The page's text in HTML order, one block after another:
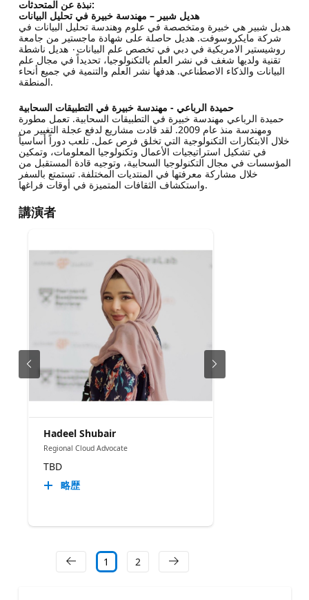
نبذة عن المتحدثات:
هديل شبير – مهندسة خبيرة في تحليل البيانات
هديل شبير هي خبيرة ومتخصصة في علوم وهندسة تحليل البيانات في
شركة مايكروسوفت. هديل حاصلة على شهادة ماجستير من جامعة
روشيستير الامريكية في دبي في تخصص علم البيانات٠ هديل ناشطة
تقنية ولديها شغف في نشر العلم بالتكنولوجيا، تحديداً في مجال علم
البيانات والذكاء الاصطناعي. هدفها نشر العلم والتنمية في جميع أنحاء
المنطقة.
حميدة الرباعي - مهندسة خبيرة في التطبيقات السحابية
حميدة الرباعي مهندسة خبيرة في التطبيقات السحابية. تعمل مطورة
ومهندسة منذ عام 2009. لقد قادت مشاريع لدفع عجلة التغيير من
خلال الابتكارات التكنولوجية التي تخلق فرص عمل. تلعب دوراً أساسياً
في تشكيل استراتيجيات الأعمال وتكنولوجيا المعلومات، وتمكين
المؤسسات في مجال التكنولوجيا السحابية، وتوجيه قادة المستقبل من
خلال مشاركة معرفتها في المنتديات المختلفة. تستمتع بالسفر
واستكشاف الثقافات المتميزة في أوقات فراغها.
講演者
Hadeel Shubair
Regional Cloud Advocate
TBD
略歴
1 2